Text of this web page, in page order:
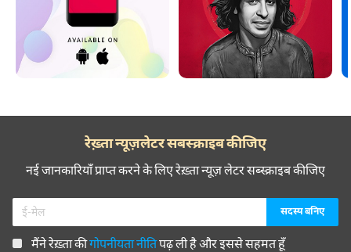
रेख़्ता न्यूज़लेटर सबस्क्राइब कीजिए
नई जानकारियाँ प्राप्त करने के लिए रेख़्ता न्यूज़ लेटर सब्स्क्राइब कीजिए
मैंने रेख़्ता कीगोपनीयता नीतिपढ़ ली है और इससे सहमत हूँ